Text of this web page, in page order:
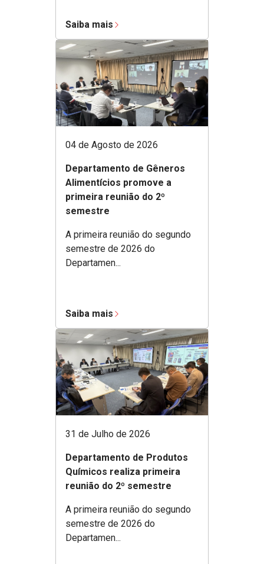
Saiba mais
04 de Agosto de 2026
Departamento de Gêneros
Alimentícios promove a
primeira reunião do 2º
semestre
A primeira reunião do segundo
semestre de 2026 do
Departamen...
Saiba mais
31 de Julho de 2026
Departamento de Produtos
Químicos realiza primeira
reunião do 2º semestre
A primeira reunião do segundo
semestre de 2026 do
Departamen...